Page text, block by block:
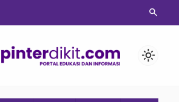
search
light_mode